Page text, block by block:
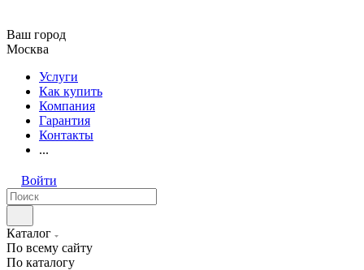
Ваш город
Москва
Услуги
Как купить
Компания
Гарантия
Контакты
...
Войти
Каталог
По всему сайту
По каталогу